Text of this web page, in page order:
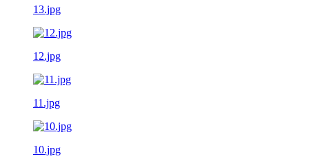
13.jpg
12.jpg
11.jpg
10.jpg